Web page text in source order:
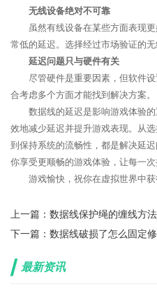
无线设备绝对不可靠
虽然有线设备在某些方面表现
常低的延迟。选择经过市场验证的
延迟问题只与硬件有关
尽管硬件是重要因素，但软件
合考虑多个方面才能找到解决方案。
数据线的延迟是影响游戏体验
效地减少延迟并提升游戏表现。从
到保持系统的流畅性，都是解决延
你享受更顺畅的游戏体验，让每一次
游戏愉快，祝你在虚拟世界中获
上一篇： 数据线保护绳的缠线方法
下一篇： 数据线破损了怎么固定
最新资讯